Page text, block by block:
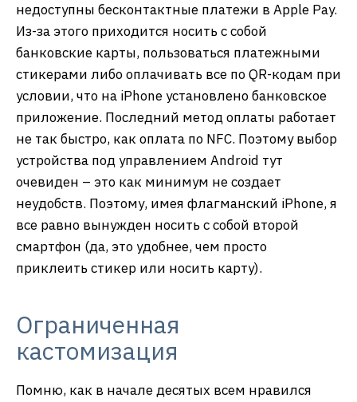
недоступны бесконтактные платежи в Apple Pay.
Из-за этого приходится носить с собой
банковские карты, пользоваться платежными
стикерами либо оплачивать все по QR-кодам при
условии, что на iPhone установлено банковское
приложение. Последний метод оплаты работает
не так быстро, как оплата по NFC. Поэтому выбор
устройства под управлением Android тут
очевиден – это как минимум не создает
неудобств. Поэтому, имея флагманский iPhone, я
все равно вынужден носить с собой второй
смартфон (да, это удобнее, чем просто
приклеить стикер или носить карту).
Ограниченная
кастомизация
Помню, как в начале десятых всем нравился